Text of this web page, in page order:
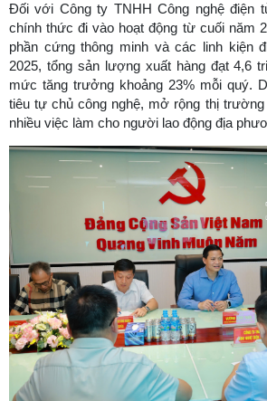
Đối với Công ty TNHH Công nghệ điện
chính thức đi vào hoạt động từ cuối năm
phần cứng thông minh và các linh kiện
2025, tổng sản lượng xuất hàng đạt 4,6
mức tăng trưởng khoảng 23% mỗi quý.
tiêu tự chủ công nghệ, mở rộng thị
nhiều việc làm cho người lao động địa